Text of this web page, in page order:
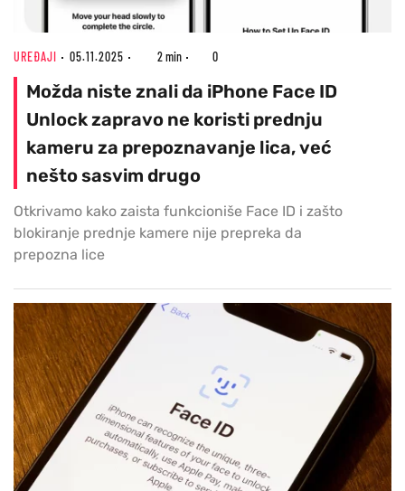
UREĐAJI 05.11.2025 2 min 0
Možda niste znali da iPhone Face ID
Unlock zapravo ne koristi prednju
kameru za prepoznavanje lica, već
nešto sasvim drugo
Otkrivamo kako zaista funkcioniše Face ID i zašto
blokiranje prednje kamere nije prepreka da
prepozna lice